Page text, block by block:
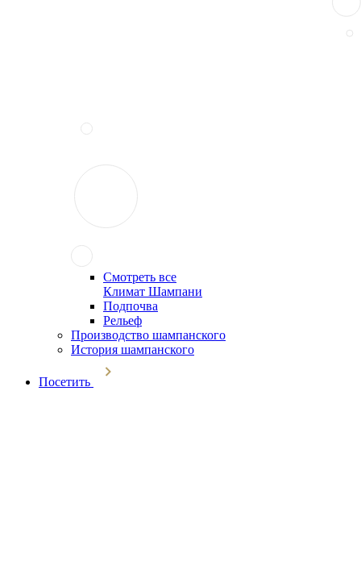
Смотреть все
Климат Шампани
Подпочва
Рельеф
Производство шампанского
История шампанского
Посетить